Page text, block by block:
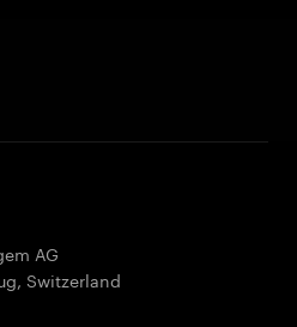
AG
, Switzerland